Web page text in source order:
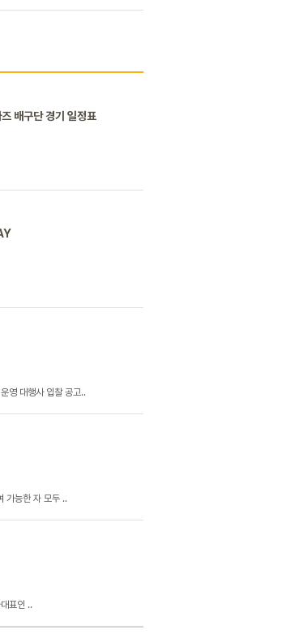
배구단 경기 일정표
영 대행사 입찰 공고..
가능한 자 모두 ..
표인 ..